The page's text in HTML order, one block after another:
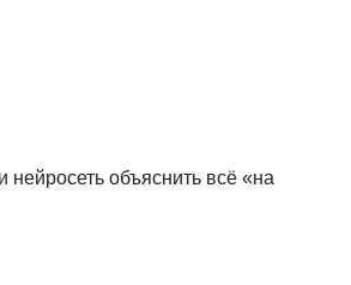
нейросеть объяснить всё «на